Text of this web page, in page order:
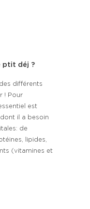
ptit déj ?
différents
! Pour
est
il a besoin
de
lipides,
(vitamines et